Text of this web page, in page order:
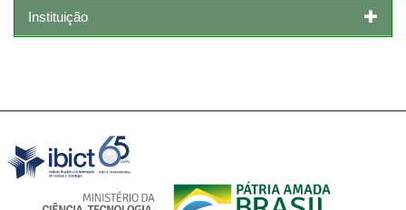
Instituição